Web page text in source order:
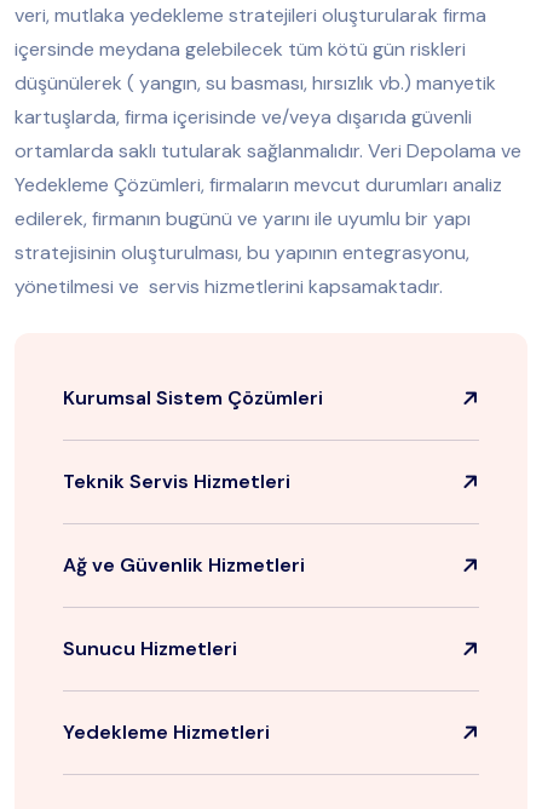
veri, mutlaka yedekleme stratejileri oluşturularak firma
içersinde meydana gelebilecek tüm kötü gün riskleri
düşünülerek ( yangın, su basması, hırsızlık vb.) manyetik
kartuşlarda, firma içerisinde ve/veya dışarıda güvenli
ortamlarda saklı tutularak sağlanmalıdır. Veri Depolama ve
Yedekleme Çözümleri, firmaların mevcut durumları analiz
edilerek, firmanın bugünü ve yarını ile uyumlu bir yapı
stratejisinin oluşturulması, bu yapının entegrasyonu,
yönetilmesi ve servis hizmetlerini kapsamaktadır.
Kurumsal Sistem Çözümleri
Teknik Servis Hizmetleri
Ağ ve Güvenlik Hizmetleri
Sunucu Hizmetleri
Yedekleme Hizmetleri